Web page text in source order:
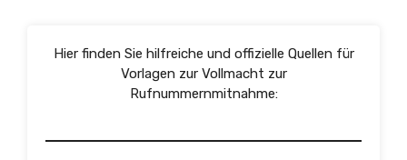
Hier finden Sie hilfreiche und offizielle Quellen für
Vorlagen zur Vollmacht zur
Rufnummernmitnahme: